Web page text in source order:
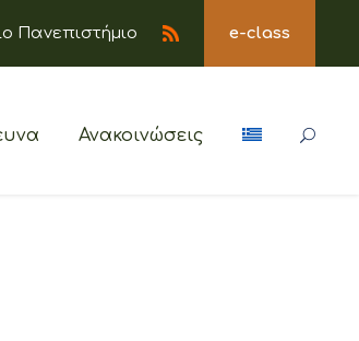
Πανεπιστήμιο e-class
Ανακοινώσεις